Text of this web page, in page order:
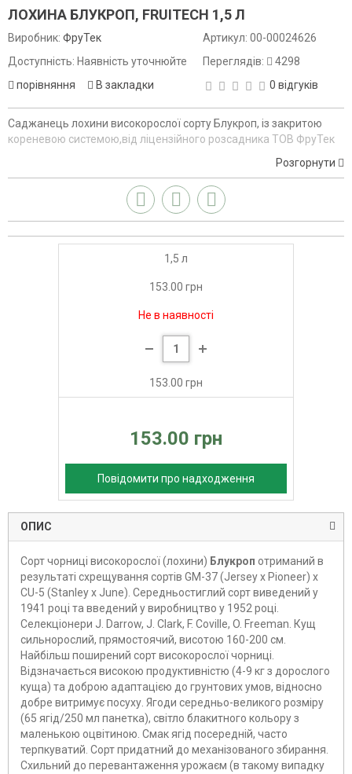
ЛОХИНА БЛУКРОП, FRUITECH 1,5 Л
Виробник: ФруТек
Доступність: Наявність уточнюйте
порівняння
В закладки
Артикул: 00-00024626
Переглядів:
4298
0 відгуків
Саджанець лохини високорослої сорту Блукроп, із закритою
кореневою системою,від ліцензійного розсадника ТОВ ФруТек
Розгорнути
1,5 л
153.00 грн
Не в наявності
153.00 грн
153.00 грн
Повідомити про надходження
ОПИС
Сорт чорниці високорослої (лохини) Блукроп отриманий в
результаті схрещування сортів GM-37 (Jersey x Pioneer) x
CU-5 (Stanley x June). Середньостиглий сорт виведений у
1941 році та введений у виробництво у 1952 році.
Селекціонери J. Darrow, J. Clark, F. Coville, O. Freeman. Кущ
сильнорослий, прямостоячий, висотою 160-200 см.
Найбільш поширений сорт високорослої чорниці.
Відзначається високою продуктивністю (4-9 кг з дорослого
куща) та доброю адаптацією до грунтових умов, відносно
добре витримує посуху. Ягоди середньо-великого розміру
(65 ягід/250 мл панетка), світло блакитного кольору з
маленькою оцвітиною. Смак ягід посередній, часто
терпкуватий. Сорт придатний до механізованого збирання.
Схильний до перевантаження урожаєм (в такому випадку